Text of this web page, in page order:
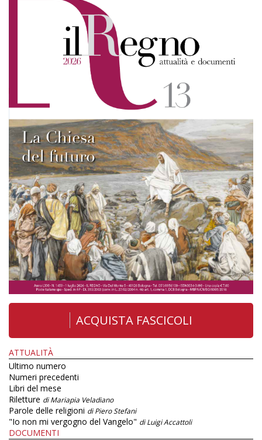
ACQUISTA FASCICOLI
ATTUALITÀ
Ultimo numero
Numeri precedenti
Libri del mese
Riletture di Mariapia Veladiano
Parole delle religioni di Piero Stefani
"Io non mi vergogno del Vangelo" di Luigi Accattoli
DOCUMENTI